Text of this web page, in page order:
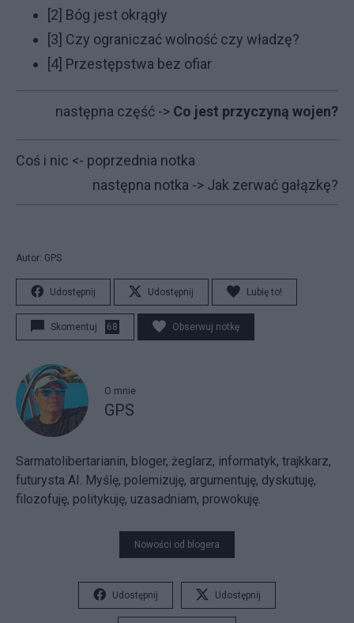
[2] Bóg jest okrągły
[3] Czy ograniczać wolność czy władzę?
[4] Przestępstwa bez ofiar
następna część -> Co jest przyczyną wojen?
Coś i nic <- poprzednia notka
następna notka -> Jak zerwać gałązkę?
Autor: GPS
Udostępnij Udostępnij Lubię to!
Skomentuj 68 Obserwuj notkę
O mnie
GPS
Sarmatolibertarianin, bloger, żeglarz, informatyk, trajkkarz,
futurysta AI. Myślę, polemizuję, argumentuję, dyskutuję,
filozofuję, politykuję, uzasadniam, prowokuję.
Nowości od blogera
Udostępnij Udostępnij